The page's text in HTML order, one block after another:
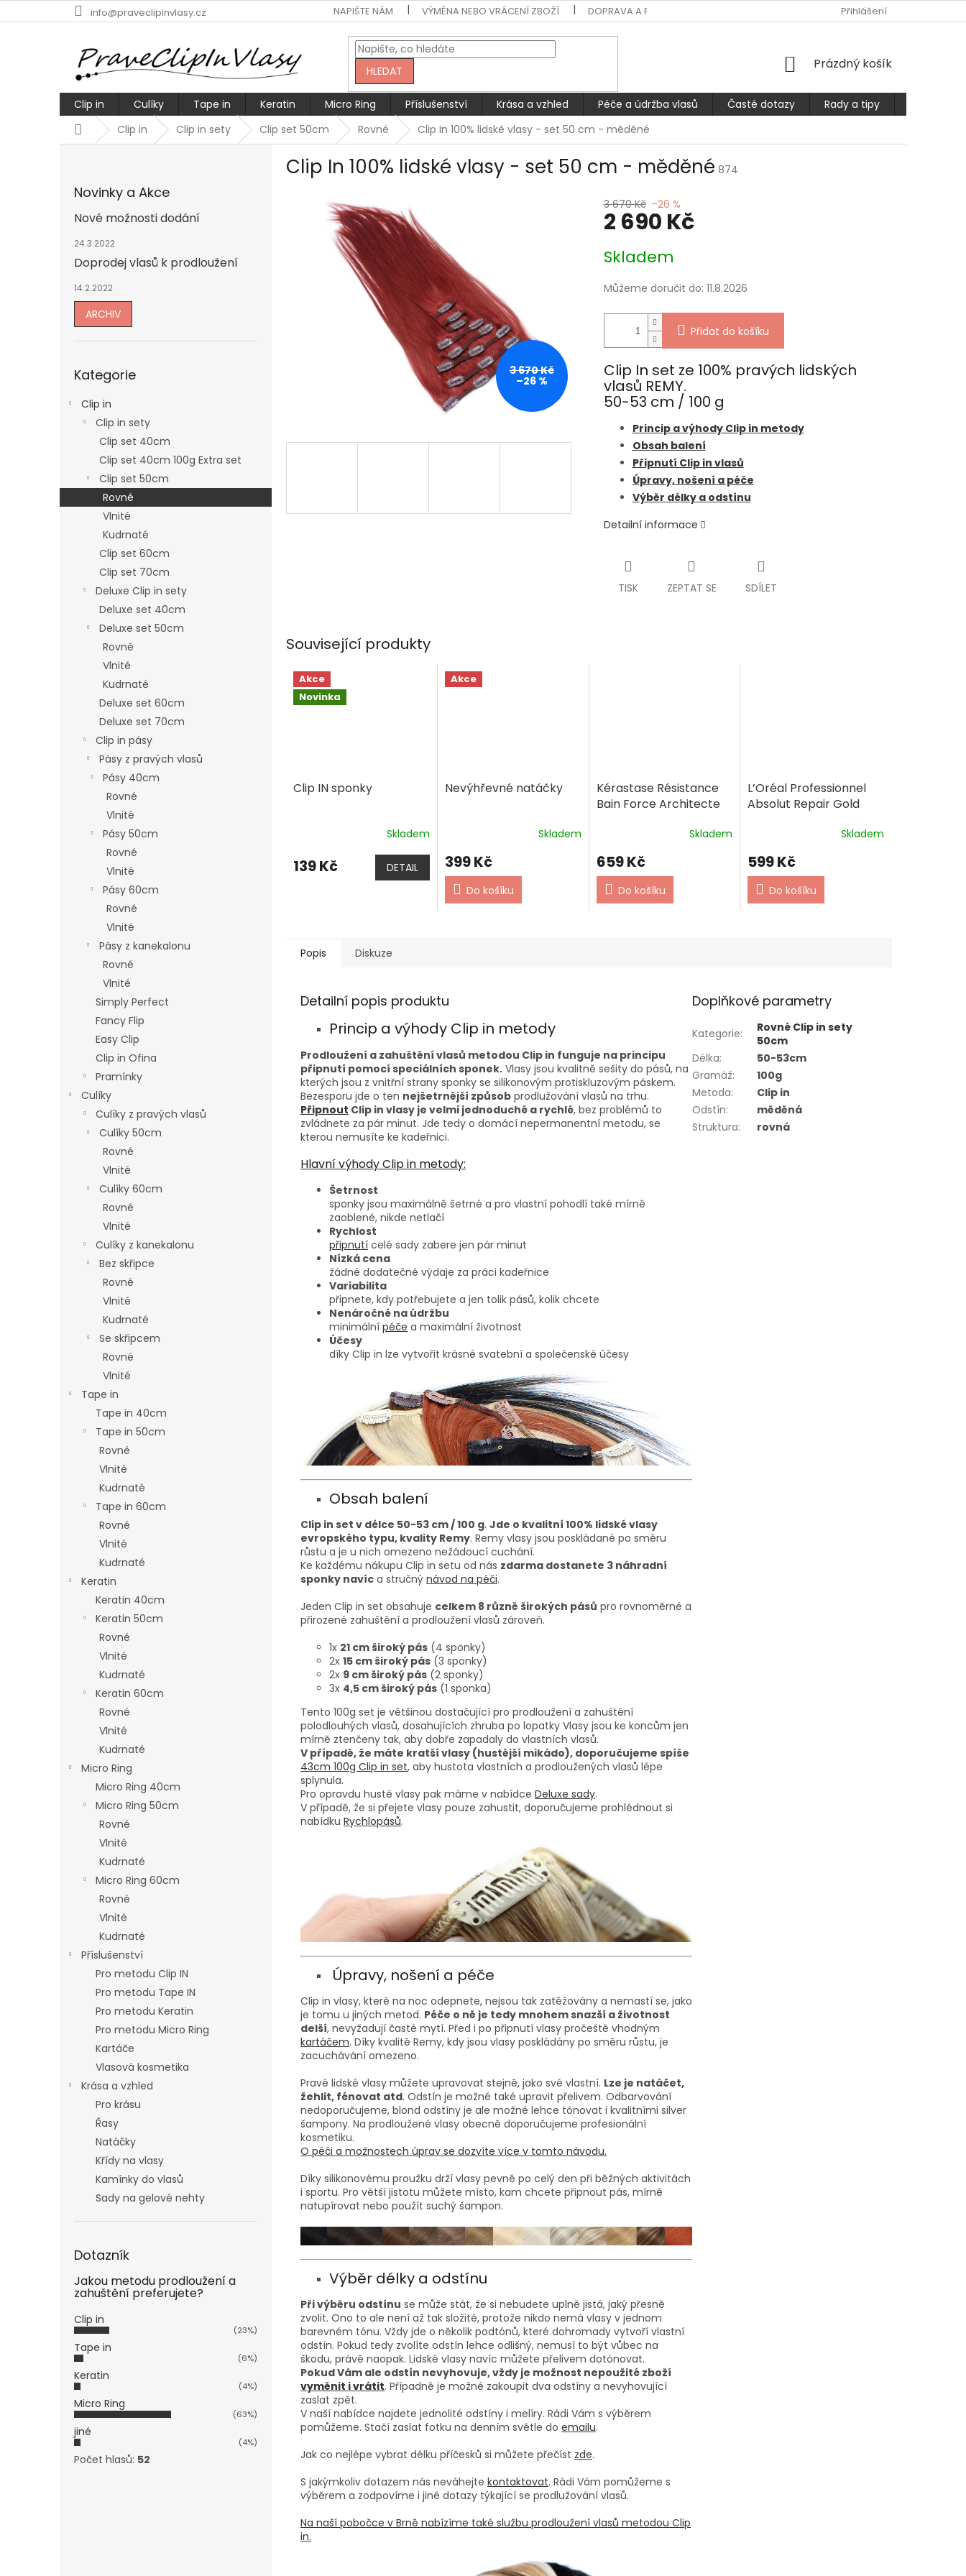
na
info@praveclipinvlasy.cz NAPIŠTE NÁM VÝMĚNA NEBO VRÁCENÍ ZBOŽÍ DOPRAVA A PLATBA OBCHODNÍ PODMÍNKY
Přihlášení
HLEDAT
NÁKUPNÍ
Prázdný košík
Clip in Culíky Tape in Keratin Micro Ring Příslušenství Krása a vzhled Péče a údržba vlasů Časté dotazy Rady a tipy
DomůClip in Clip in sety Clip set 50cm Rovné Clip In 100% lidské vlasy - set 50 cm - měděné
Novinky a Akce
Nové možnosti dodání
24.3.2022
Doprodej vlasů k prodloužení
14.2.2022
ARCHIV
kategorie
Kategorie
Clip in
Clip in sety
Clip set 40cm
Clip set 40cm 100g Extra set
Clip set 50cm
Rovné
Vlnité
Kudrnaté
Clip set 60cm
Clip set 70cm
Deluxe Clip in sety
Deluxe set 40cm
Deluxe set 50cm
Rovné
Vlnité
Kudrnaté
Deluxe set 60cm
Deluxe set 70cm
Clip in pásy
Pásy z pravých vlasů
Pásy 40cm
Rovné
Vlnité
Pásy 50cm
Rovné
Vlnité
Pásy 60cm
Rovné
Vlnité
Pásy z kanekalonu
Rovné
Vlnité
Simply Perfect
Fancy Flip
Easy Clip
Clip in Ofina
Pramínky
Culíky
Culíky z pravých vlasů
Culíky 50cm
Rovné
Vlnité
Culíky 60cm
Rovné
Vlnité
Culíky z kanekalonu
Bez skřipce
Rovné
Vlnité
Kudrnaté
Se skřipcem
Rovné
Vlnité
Tape in
Tape in 40cm
Tape in 50cm
Rovné
Vlnité
Kudrnaté
Tape in 60cm
Rovné
Vlnité
Kudrnaté
Keratin
Keratin 40cm
Keratin 50cm
Rovné
Vlnité
Kudrnaté
Keratin 60cm
Rovné
Vlnité
Kudrnaté
Micro Ring
Micro Ring 40cm
Micro Ring 50cm
Rovné
Vlnité
Kudrnaté
Micro Ring 60cm
Rovné
Vlnité
Kudrnaté
Příslušenství
Pro metodu Clip IN
Pro metodu Tape IN
Pro metodu Keratin
Pro metodu Micro Ring
Kartáče
Vlasová kosmetika
Krása a vzhled
Pro krásu
Řasy
Natáčky
Křídy na vlasy
Kamínky do vlasů
Sady na gelové nehty
Dotazník
Jakou metodu prodloužení a
zahuštění preferujete?
Clip in
(23%)
Tape in
(6%)
Keratin
(4%)
Micro Ring
(63%)
jiné
(4%)
Počet hlasů: 52
Clip In 100% lidské vlasy - set 50 cm - měděné 874
3 670 Kč
–26 %
3 670 Kč –26 %
2 690 Kč
cena:
Skladem
Můžeme doručit do: 11.8.2026
Přidat do košíku
Clip In set ze 100% pravých lidských
vlasů REMY.
50-53 cm / 100 g
Princip a výhody Clip in metody
Obsah balení
Připnutí Clip in vlasů
Úpravy, nošení a péče
Výběr délky a odstínu
Detailní informace
TISK ZEPTAT SE SDÍLET
Související produkty
Akce
Novinka
Clip IN sponky
Skladem
139 Kč DETAIL
Akce
Nevýhřevné natáčky
Skladem
399 Kč
Do košíku
Kérastase Résistance
Bain Force Architecte
lámavé vlasy 250mlSkladem
659 Kč
Do košíku
L’Oréal Professionnel
Absolut Repair Gold
Skladem
599 Kč
Do košíku
Popis Diskuze
Detailní popis produktu
Princip a výhody Clip in metody
Prodloužení a zahuštění vlasů metodou Clip in funguje na principu
připnutí pomocí speciálních sponek. Vlasy jsou kvalitně sešity do pásů, na
kterých jsou z vnitřní strany sponky se silikonovým protiskluzovým páskem.
Bezesporu jde o ten nejšetrnější způsob prodlužování vlasů na trhu.
Připnout Clip in vlasy je velmi jednoduché a rychlé, bez problémů to
zvládnete za pár minut. Jde tedy o domácí nepermanentní metodu, se
kterou nemusíte ke kadeřnici.
Hlavní výhody Clip in metody:
Šetrnost
sponky jsou maximálně šetrné a pro vlastní pohodlí také mírně
zaoblené, nikde netlačí
Rychlost
připnutí celé sady zabere jen pár minut
Nízká cena
žádné dodatečné výdaje za práci kadeřnice
Variabilita
připnete, kdy potřebujete a jen tolik pásů, kolik chcete
Nenáročné na údržbu
minimální péče a maximální životnost
Účesy
díky Clip in lze vytvořit krásné svatební a společenské účesy
Obsah balení
Clip in set v délce 50-53 cm / 100 g. Jde o kvalitní 100% lidské vlasy
evropského typu, kvality Remy. Remy vlasy jsou poskládané po směru
růstu a je u nich omezeno nežádoucí cuchání.
Ke každému nákupu Clip in setu od nás zdarma dostanete 3 náhradní
sponky navíc a stručný návod na péči.
Jeden Clip in set obsahuje celkem 8 různě širokých pásů pro rovnoměrné a
přirozené zahuštění a prodloužení vlasů zároveň.
1x 21 cm široký pás (4 sponky)
2x 15 cm široký pás (3 sponky)
2x 9 cm široký pás (2 sponky)
3x 4,5 cm široký pás (1 sponka)
Tento 100g set je většinou dostačující pro prodloužení a zahuštění
polodlouhých vlasů, dosahujících zhruba po lopatky Vlasy jsou ke koncům jen
mírně ztenčeny tak, aby dobře zapadaly do vlastních vlasů.
V případě, že máte kratší vlasy (hustější mikádo), doporučujeme spíše
43cm 100g Clip in set, aby hustota vlastních a prodloužených vlasů lépe
splynula.
Pro opravdu husté vlasy pak máme v nabídce Deluxe sady.
V případě, že si přejete vlasy pouze zahustit, doporučujeme prohlédnout si
nabídku Rychlopásů.
Úpravy, nošení a péče
Clip in vlasy, které na noc odepnete, nejsou tak zatěžovány a nemastí se, jako
je tomu u jiných metod. Péče o ně je tedy mnohem snazší a životnost
delší, nevyžadují časté mytí. Před i po připnutí vlasy pročeště vhodným
kartáčem. Díky kvalitě Remy, kdy jsou vlasy poskládány po směru růstu, je
zacuchávání omezeno.
Pravé lidské vlasy můžete upravovat stejně, jako své vlastní. Lze je natáčet,
žehlit, fénovat atd. Odstín je možné také upravit přelivem. Odbarvování
nedoporučujeme, blond odstíny je ale možné lehce tónovat i kvalitními silver
šampony. Na prodloužené vlasy obecně doporučujeme profesionální
kosmetiku.
O péči a možnostech úprav se dozvíte více v tomto návodu.
Díky silikonovému proužku drží vlasy pevně po celý den při běžných aktivitách
i sportu. Pro větší jistotu můžete místo, kam chcete připnout pás, mírně
natupírovat nebo použít suchý šampon.
Výběr délky a odstínu
Při výběru odstínu se může stát, že si nebudete uplně jistá, jaký přesně
zvolit. Ono to ale není až tak složité, protože nikdo nemá vlasy v jednom
barevném tónu. Vždy jde o několik podtónů, které dohromady vytvoří vlastní
odstín. Pokud tedy zvolíte odstín lehce odlišný, nemusí to být vůbec na
škodu, právě naopak. Lidské vlasy navíc můžete přelivem dotónovat.
Pokud Vám ale odstín nevyhovuje, vždy je možnost nepoužité zboží
vyměnit i vrátit. Případně je možné zakoupit dva odstíny a nevyhovující
zaslat zpět.
V naší nabídce najdete jednolité odstíny i melíry. Rádi Vám s výběrem
pomůžeme. Stačí zaslat fotku na denním světle do emailu.
Jak co nejlépe vybrat délku příčesků si můžete přečíst zde.
S jakýmkoliv dotazem nás neváhejte kontaktovat. Rádi Vám pomůžeme s
výběrem a zodpovíme i jiné dotazy týkající se prodlužování vlasů.
Na naší pobočce v Brně nabízíme také službu prodloužení vlasů metodou Clip
in.
Doplňkové parametry
Kategorie:
Rovné Clip in sety
50cm
Délka:
50-53cm
Gramáž:
100g
Metoda:
Clip in
Odstín:
měděná
Struktura: rovná